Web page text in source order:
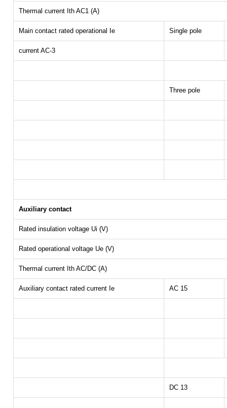
Thermal current Ith AC1 (A)
Main contact rated operational Ie Single pole
current AC-3
Three pole
Auxiliary contact
Rated insulation voltage Ui (V)
Rated operational voltage Ue (V)
Thermal current Ith AC/DC (A)
Auxiliary contact rated current Ie AC 15
DC 13